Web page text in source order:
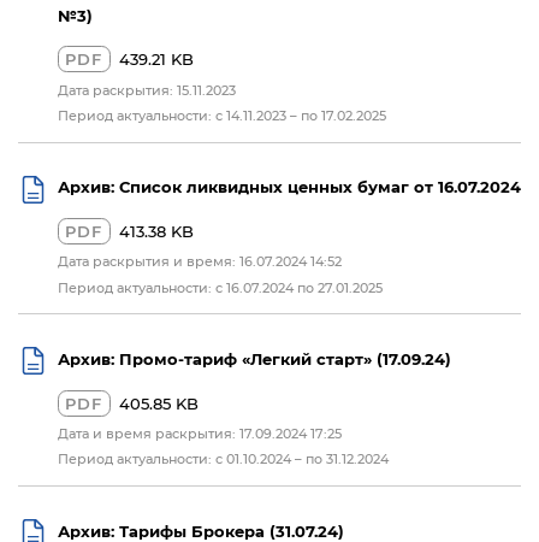
№3)
PDF 439.21 KB
Дата раскрытия: 15.11.2023
Период актуальности: с 14.11.2023 – по 17.02.2025
Архив: Список ликвидных ценных бумаг от 16.07.2024
PDF 413.38 KB
Дата раскрытия и время: 16.07.2024 14:52
Период актуальности: с 16.07.2024 по 27.01.2025
Архив: Промо-тариф «Легкий старт» (17.09.24)
PDF 405.85 KB
Дата и время раскрытия: 17.09.2024 17:25
Период актуальности: с 01.10.2024 – по 31.12.2024
Архив: Тарифы Брокера (31.07.24)